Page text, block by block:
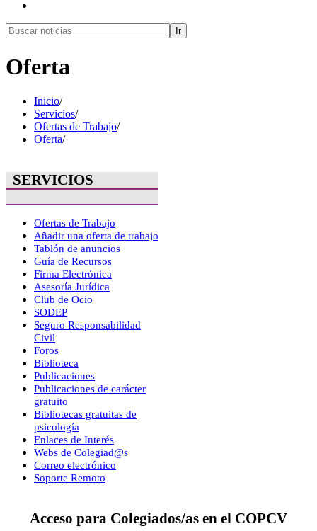
Ir
Oferta
Inicio/
Servicios/
Ofertas de Trabajo/
Oferta/
SERVICIOS
Ofertas de Trabajo
Añadir una oferta de trabajo
Tablón de anuncios
Guía de Recursos
Firma Electrónica
Asesoría Jurídica
Club de Ocio
SODEP
Seguro Responsabilidad
Civil
Foros
Biblioteca
Publicaciones
Publicaciones de carácter
gratuito
Bibliotecas gratuitas de
psicología
Enlaces de Interés
Webs de Colegiad@s
Correo electrónico
Soporte Remoto
Acceso para Colegiados/as en el COPCV